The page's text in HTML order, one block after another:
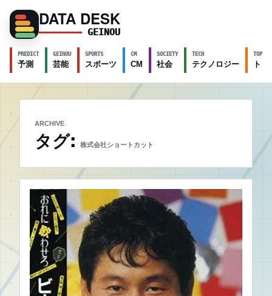
DATA DESK
GEINOU
PREDICT
予測
GEINOU
芸能
SPORTS
スポーツ
CM
CM
SOCIETY
社会
TECH
テクノロジー
TOPICS
ト
ARCHIVE
タグ: 株式会社ショートカット